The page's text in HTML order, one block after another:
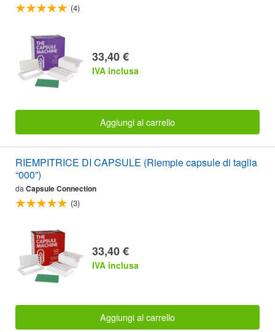
(4)
33,40 €
IVA inclusa
Aggiungi al carrello
RIEMPITRICE DI CAPSULE (Riempie capsule di taglia
“000”)
da Capsule Connection
(3)
33,40 €
IVA inclusa
Aggiungi al carrello